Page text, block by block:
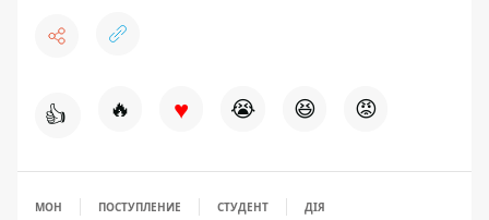
👍 🔥 ♥ 😭 😆 😡
МОН ПОСТУПЛЕНИЕ СТУДЕНТ ДІЯ